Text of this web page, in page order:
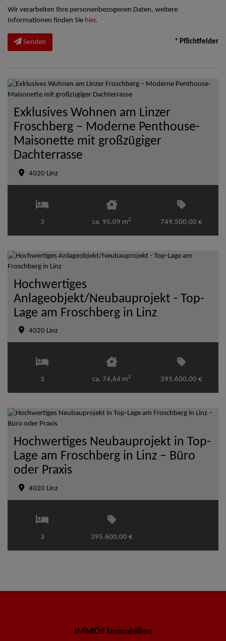
Wir verarbeiten Ihre personenbezogenen Daten, weitere
Informationen finden Sie hier.
Senden * Pflichtfelder
Exklusives Wohnen am Linzer
Froschberg – Moderne Penthouse-
Maisonette mit großzügiger
Dachterrasse
4020 Linz
3 ca. 95,09 m2 749.500,00 €
Hochwertiges
Anlageobjekt/Neubauprojekt - Top-
Lage am Froschberg in Linz
4020 Linz
3 ca. 74,64 m2 395.600,00 €
Hochwertiges Neubauprojekt in Top-
Lage am Froschberg in Linz – Büro
oder Praxis
4020 Linz
3 395.600,00 €
IMMOS Immobilien